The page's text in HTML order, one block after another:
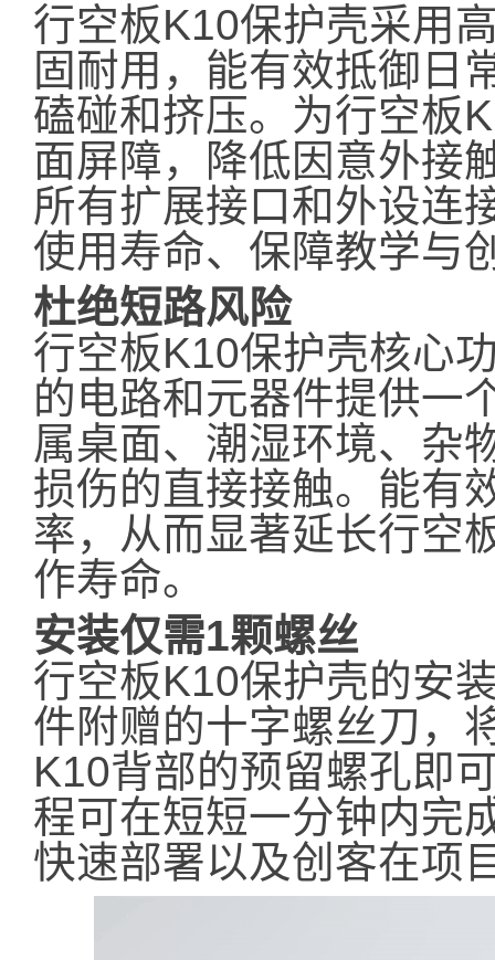
行空板K10保护壳采用
固耐用，能有效抵御日
磕碰和挤压。为行空板
面屏障，降低因意外接
所有扩展接口和外设连
使用寿命、保障教学与
杜绝短路风险
行空板K10保护壳核心
的电路和元器件提供一
属桌面、潮湿环境、杂
损伤的直接接触。能有
率，从而显著延长行空
作寿命。
安装仅需1颗螺丝
行空板K10保护壳的安
件附赠的十字螺丝刀，
K10背部的预留螺孔即
程可在短短一分钟内完
快速部署以及创客在项